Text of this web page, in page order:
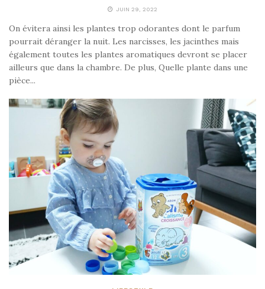
JUIN 29, 2022
On évitera ainsi les plantes trop odorantes dont le parfum
pourrait déranger la nuit. Les narcisses, les jacinthes mais
également toutes les plantes aromatiques devront se placer
ailleurs que dans la chambre. De plus, Quelle plante dans une
pièce...